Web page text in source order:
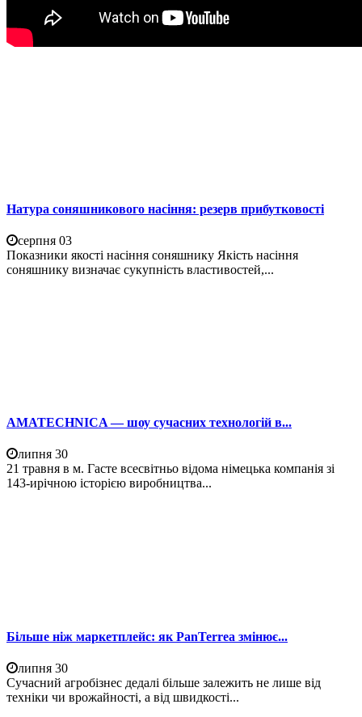
Натура соняшникового насіння: резерв прибутковості
серпня 03
Показники якості насіння соняшнику Якість насіння
соняшнику визначає сукупність властивостей,...
AMATECHNICA — шоу сучасних технологій в...
липня 30
21 травня в м. Гасте всесвітньо відома німецька компанія зі
143-ирічною історією виробництва...
Більше ніж маркетплейс: як PanTerrea змінює...
липня 30
Сучасний агробізнес дедалі більше залежить не лише від
техніки чи врожайності, а від швидкості...